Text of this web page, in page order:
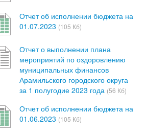
Отчет об исполнении бюджета на
01.07.2023 (105 Кб)
Отчет о выполнении плана
мероприятий по оздоровлению
муниципальных финансов
Арамильского городского округа
за 1 полугодие 2023 года (56 Кб)
Отчет об исполнении бюджета на
01.06.2023 (105 Кб)